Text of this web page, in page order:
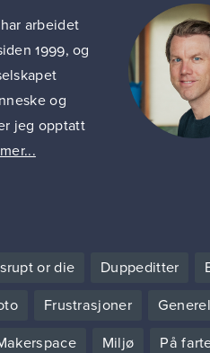
arbeidet
1999, og
og
jeg opptatt
or die Duppeditter
Frustrasjoner
Miljø På